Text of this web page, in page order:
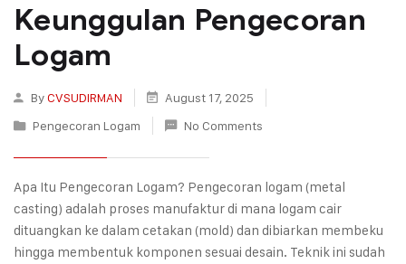
Keunggulan Pengecoran
Logam
ByCVSUDIRMAN
August 17, 2025
Pengecoran Logam
No Comments
Apa Itu Pengecoran Logam? Pengecoran logam (metal
casting) adalah proses manufaktur di mana logam cair
dituangkan ke dalam cetakan (mold) dan dibiarkan membeku
hingga membentuk komponen sesuai desain. Teknik ini sudah